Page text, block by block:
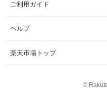
ご利用ガイド
ヘルプ
楽天市場トップ
©